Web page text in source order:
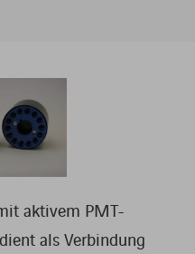
aktivem PMT-
als Verbindung